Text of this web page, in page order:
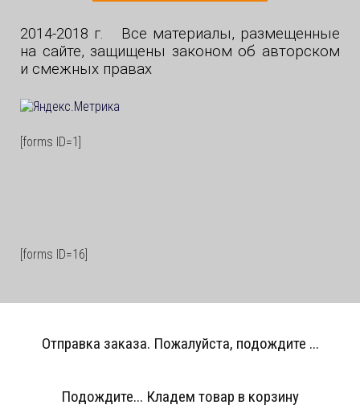
2014-2018 г. Все материалы, размещенные
на сайте, защищены законом об авторском
и смежных правах
[forms ID=1]
[forms ID=16]
Отправка заказа. Пожалуйста, подождите ...
Подождите... Кладем товар в корзину